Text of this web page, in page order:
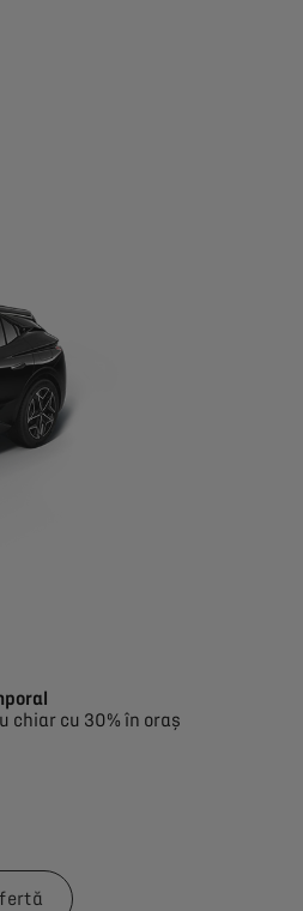
de încărcare a bateriei, stilul de
chiar cu 30% în oraș